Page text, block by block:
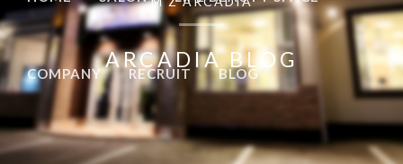
COMPANY RECRUIT BLOG
ARCADIA BLOG